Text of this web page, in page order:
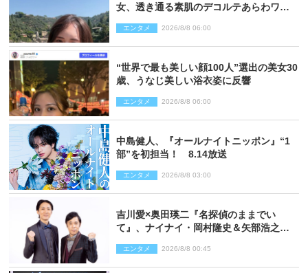
女、透き通る素肌のデコルテあらわワン
エンタメ 2026/8/8 06:00
“世界で最も美しい顔100人”選出の美女30
歳、うなじ美しい浴衣姿に反響
エンタメ 2026/8/8 06:00
中島健人、『オールナイトニッポン』“1
部”を初担当！ 8.14放送
エンタメ 2026/8/8 03:00
吉川愛×奥田瑛二『名探偵のままでい
て』、ナイナイ・岡村隆史＆矢部浩之の
エンタメ 2026/8/8 00:45